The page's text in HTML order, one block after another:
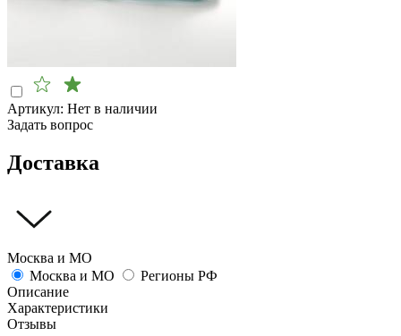
Артикул: Нет в наличии
Задать вопрос
Доставка
Москва и МО
Москва и МО
Регионы РФ
Описание
Характеристики
Отзывы